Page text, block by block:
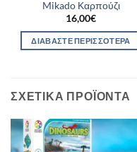
Mikado Καρπούζι
16,00€
ΔΙΑΒΆΣΤΕ ΠΕΡΙΣΣΌΤΕΡΑ
ΣΧΕΤΙΚΆ ΠΡΟΪΌΝΤΑ